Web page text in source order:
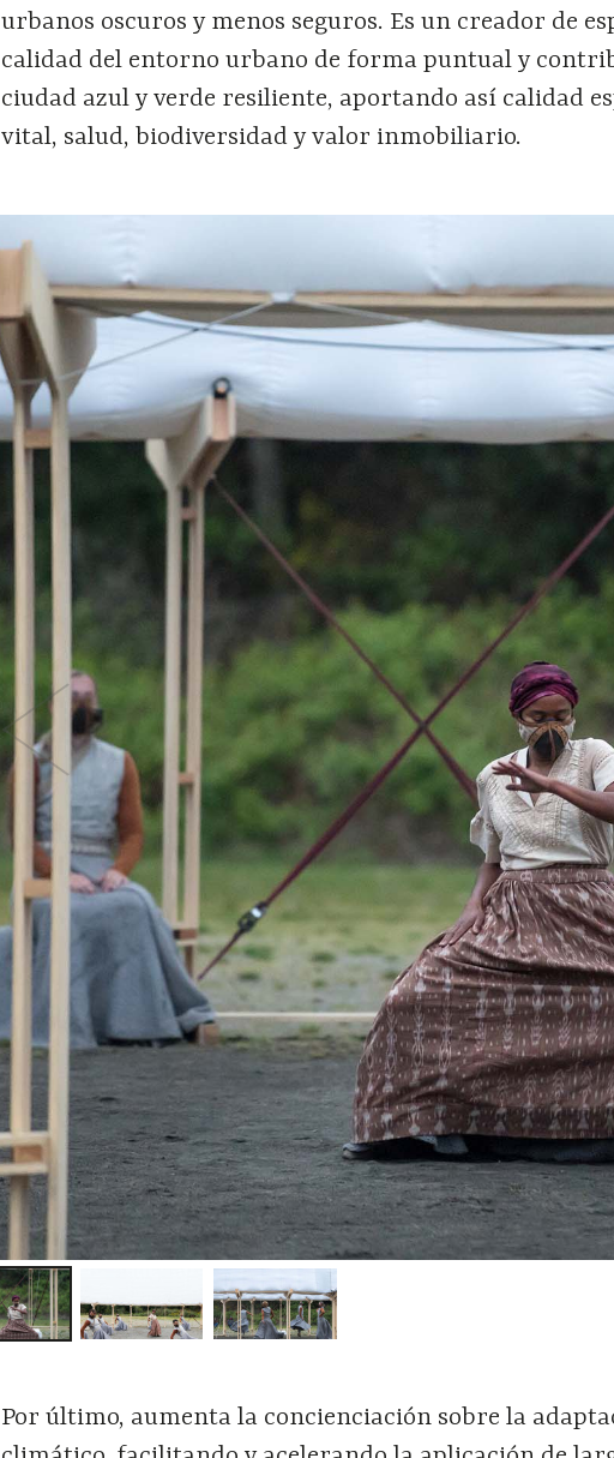
urbanos oscuros y menos seguros. Es un creador de
calidad del entorno urbano de forma puntual y
ciudad azul y verde resiliente, aportando así calidad
vital, salud, biodiversidad y valor inmobiliario.
Por último, aumenta la concienciación sobre la